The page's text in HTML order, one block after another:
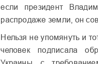
если президент
распродаже земли, он
Нельзя не упомянуть и
человек подписала